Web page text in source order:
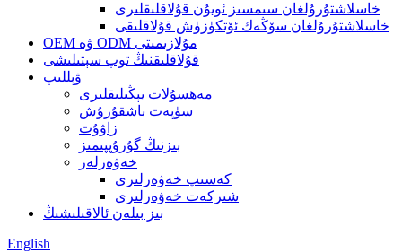
خاسلاشتۇرۇلغان سىمسىز ئويۇن قۇلاقلىقلىرى
خاسلاشتۇرۇلغان سۆڭەك ئۆتكۈزۈش قۇلاقلىقى
OEM ۋە ODM مۇلازىمىتى
قۇلاقلىقنىڭ توپ سېتىلىشى
ۋېللىپ
مەھسۇلات يېڭىلىقلىرى
سۈپەت باشقۇرۇش
زاۋۇت
بىزنىڭ گۇرۇپپىمىز
خەۋەرلەر
كەسىپ خەۋەرلىرى
شىركەت خەۋەرلىرى
بىز بىلەن ئالاقىلىشىڭ
English